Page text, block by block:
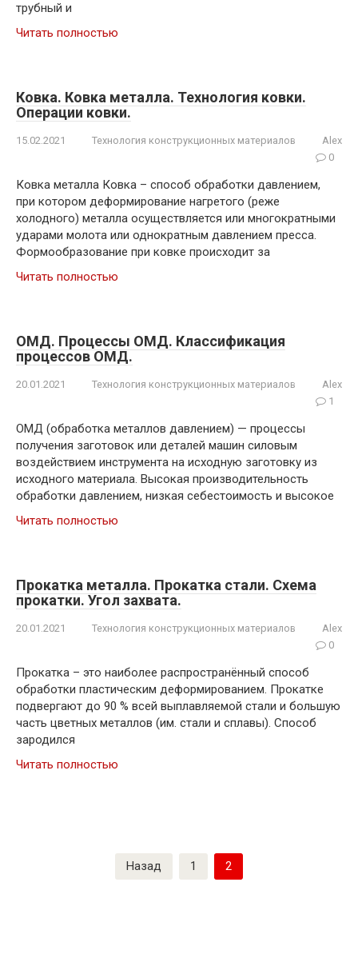
трубный и
Читать полностью
Ковка. Ковка металла. Технология ковки.
Операции ковки.
15.02.2021 Технология конструкционных материалов
Alex
0
Ковка металла Ковка – способ обработки давлением,
при котором деформирование нагретого (реже
холодного) металла осуществляется или многократными
ударами молота или однократным давлением пресса.
Формообразование при ковке происходит за
Читать полностью
ОМД. Процессы ОМД. Классификация
процессов ОМД.
20.01.2021 Технология конструкционных материалов
Alex
1
ОМД (обработка металлов давлением) — процессы
получения заготовок или деталей машин силовым
воздействием инструмента на исходную заготовку из
исходного материала. Высокая производительность
обработки давлением, низкая себестоимость и высокое
Читать полностью
Прокатка металла. Прокатка стали. Схема
прокатки. Угол захвата.
20.01.2021 Технология конструкционных материалов
Alex
0
Прокатка – это наиболее распространённый способ
обработки пластическим деформированием. Прокатке
подвергают до 90 % всей выплавляемой стали и большую
часть цветных металлов (им. стали и сплавы). Способ
зародился
Читать полностью
Назад 1 2